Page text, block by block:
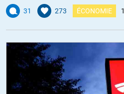
31 273 ÉCONOMIE